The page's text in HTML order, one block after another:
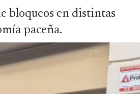
bloqueos en distintas
paceña.